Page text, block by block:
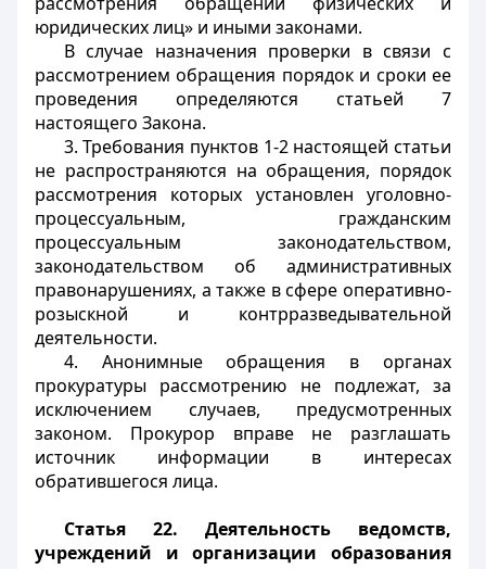
юридических лиц» и иными законами.
В случае назначения проверки в связи с
рассмотрением обращения порядок и сроки ее
проведения определяются статьей 7
настоящего Закона.
3. Требования пунктов 1-2 настоящей статьи
не распространяются на обращения, порядок
рассмотрения которых установлен уголовно-
процессуальным, гражданским
процессуальным законодательством,
законодательством об административных
правонарушениях, а также в сфере оперативно-
розыскной и контрразведывательной
деятельности.
4. Анонимные обращения в органах
прокуратуры рассмотрению не подлежат, за
исключением случаев, предусмотренных
законом. Прокурор вправе не разглашать
источник информации в интересах
обратившегося лица.
Статья 22. Деятельность ведомств,
учреждений и организации образования